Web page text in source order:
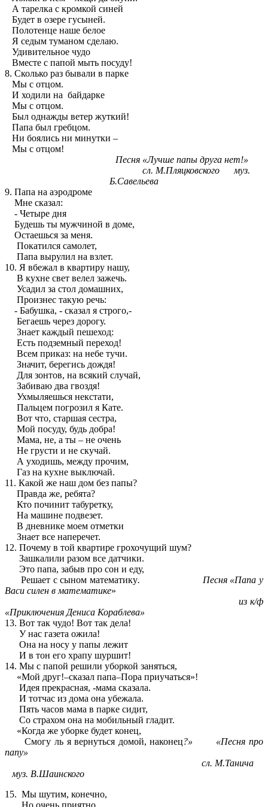
А тарелка с кромкой синей
Будет в озере гусыней.
Полотенце наше белое
Я седым туманом сделаю.
Удивительное чудо
Вместе с папой мыть посуду!
8. Сколько раз бывали в парке
Мы с отцом.
И ходили на байдарке
Мы с отцом.
Был однажды ветер жуткий!
Папа был гребцом.
Ни боялись ни минутки –
Мы с отцом!
Песня «Лучше папы друга нет!»
сл. М.Пляцковского муз.
Б.Савельева
9. Папа на аэродроме
Мне сказал:
- Четыре дня
Будешь ты мужчиной в доме,
Остаешься за меня.
Покатился самолет,
Папа вырулил на взлет.
10. Я вбежал в квартиру нашу,
В кухне свет велел зажечь.
Усадил за стол домашних,
Произнес такую речь:
- Бабушка, - сказал я строго,-
Бегаешь через дорогу.
Знает каждый пешеход:
Есть подземный переход!
Всем приказ: на небе тучи.
Значит, берегись дождя!
Для зонтов, на всякий случай,
Забиваю два гвоздя!
Ухмыляешься некстати,
Пальцем погрозил я Кате.
Вот что, старшая сестра,
Мой посуду, будь добра!
Мама, не, а ты – не очень
Не грусти и не скучай.
А уходишь, между прочим,
Газ на кухне выключай.
11. Какой же наш дом без папы?
Правда же, ребята?
Кто починит табуретку,
На машине подвезет.
В дневнике моем отметки
Знает все наперечет.
12. Почему в той квартире грохочущий шум?
Зашкалили разом все датчики.
Это папа, забыв про сон и еду,
Решает с сыном математику. Песня «Папа у
Васи силен в математике»
из к/ф
«Приключения Дениса Кораблева»
13. Вот так чудо! Вот так дела!
У нас газета ожила!
Она на носу у папы лежит
И в тон его храпу шуршит!
14. Мы с папой решили уборкой заняться,
«Мой друг!–сказал папа–Пора приучаться»!
Идея прекрасная, -мама сказала.
И тотчас из дома она убежала.
Пять часов мама в парке сидит,
Со страхом она на мобильный гладит.
«Когда же уборке будет конец,
Смогу ль я вернуться домой, наконец?» «Песня про
папу»
сл. М.Танича
муз. В.Шаинского
15. Мы шутим, конечно,